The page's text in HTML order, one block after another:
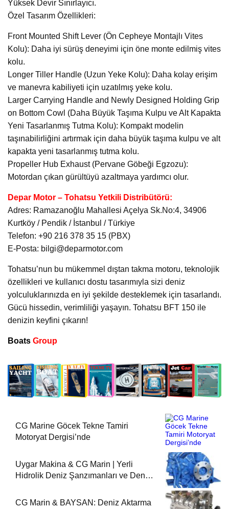
Yüksek Devir Sınırlayıcı.
Özel Tasarım Özellikleri:
Front Mounted Shift Lever (Ön Cepheye Montajlı Vites
Kolu): Daha iyi sürüş deneyimi için öne monte edilmiş vites
kolu.
Longer Tiller Handle (Uzun Yeke Kolu): Daha kolay erişim
ve manevra kabiliyeti için uzatılmış yeke kolu.
Larger Carrying Handle and Newly Designed Holding Grip
on Bottom Cowl (Daha Büyük Taşıma Kulpu ve Alt Kapakta
Yeni Tasarlanmış Tutma Kolu): Kompakt modelin
taşınabilirliğini artırmak için daha büyük taşıma kulpu ve alt
kapakta yeni tasarlanmış tutma kolu.
Propeller Hub Exhaust (Pervane Göbeği Egzozu):
Motordan çıkan gürültüyü azaltmaya yardımcı olur.
Depar Motor – Tohatsu Yetkili Distribütörü:
Adres: Ramazanoğlu Mahallesi Açelya Sk.No:4, 34906
Kurtköy / Pendik / İstanbul / Türkiye
Telefon: +90 216 378 35 15 (PBX)
E-Posta: bilgi@deparmotor.com
Tohatsu’nun bu mükemmel dıştan takma motoru, teknolojik
özellikleri ve kullanıcı dostu tasarımıyla sizi deniz
yolculuklarınızda en iyi şekilde desteklemek için tasarlandı.
Gücü hissedin, verimliliği yaşayın. Tohatsu BFT 150 ile
denizin keyfini çıkarın!
Boats Group
CG Marine Göcek Tekne Tamiri
Motoryat Dergisi’nde
Uygar Makina & CG Marin | Yerli
Hidrolik Deniz Şanzımanları ve Deniz
CG Marin & BAYSAN: Deniz Aktarma